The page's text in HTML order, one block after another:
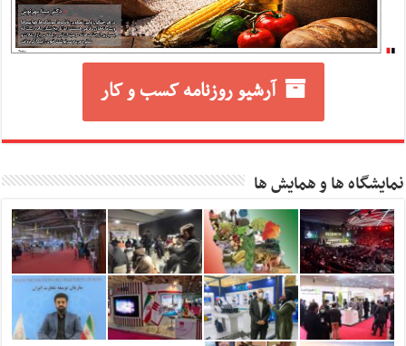
آرشیو روزنامه کسب و کار
نمایشگاه ها و همایش ها